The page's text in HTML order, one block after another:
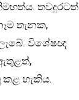
තවදුරටත්
තැනක,
විශේෂඥ
කළ හැකිය.